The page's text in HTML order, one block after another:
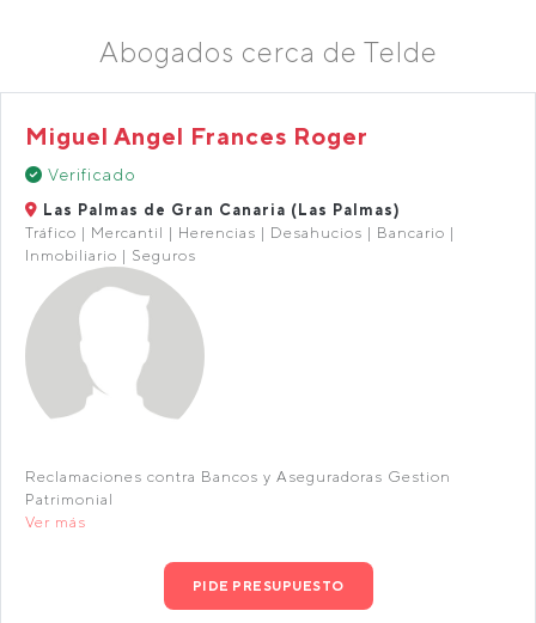
Abogados cerca de Telde
Miguel Angel Frances Roger
Verificado
Las Palmas de Gran Canaria (Las Palmas)
Tráfico | Mercantil | Herencias | Desahucios | Bancario |
Inmobiliario | Seguros
Reclamaciones contra Bancos y Aseguradoras Gestion
Patrimonial
Ver más
PIDE PRESUPUESTO